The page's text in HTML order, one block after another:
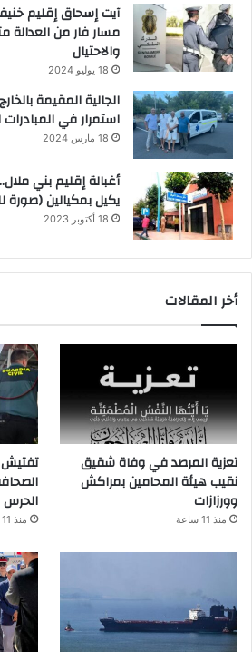
آيت إسحاق إقليم
مسار فار من العدالة
والاحتيال
18 يوليو 2024
الجالية المقيمة
استمرار في
18 مارس 2024
أغبالة إقليم بني
يكيل بمكيالين (صورة
18 أكتوبر 2023
أخر المقالات
تعزية المرصد في وفاة شقيق
نقيب هيئة المحامين بمراكش
وورزازات
منذ 11 ساعة
تفتيش
الحرس
منذ 11 ساعة